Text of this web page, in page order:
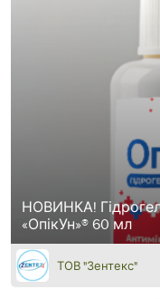
НОВИНКА!
«ОпікУн»® 60 мл
ТОВ "Зентекс"